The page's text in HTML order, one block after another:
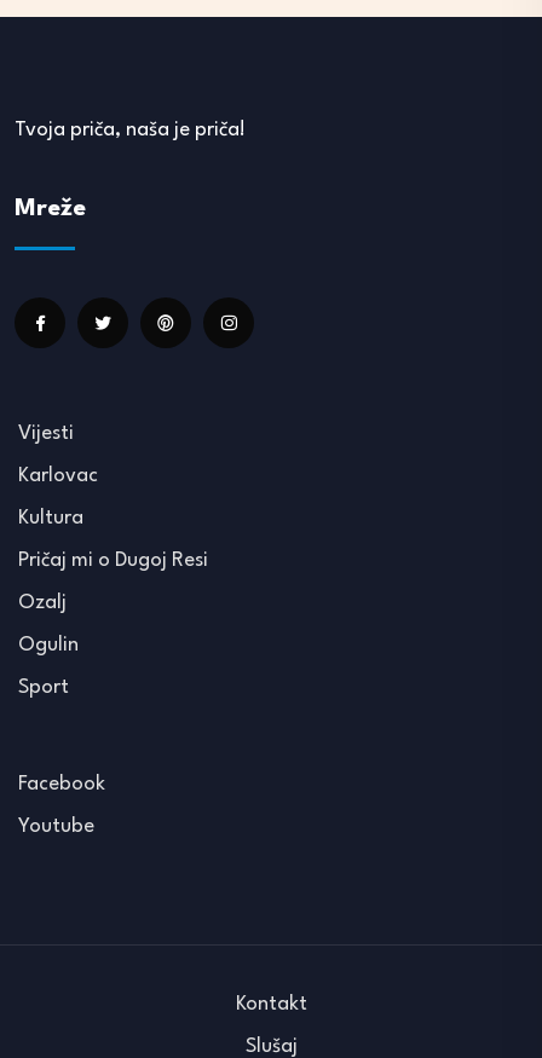
Tvoja priča, naša je priča!
Mreže
Vijesti
Karlovac
Kultura
Pričaj mi o Dugoj Resi
Ozalj
Ogulin
Sport
Facebook
Youtube
Kontakt
Slušaj